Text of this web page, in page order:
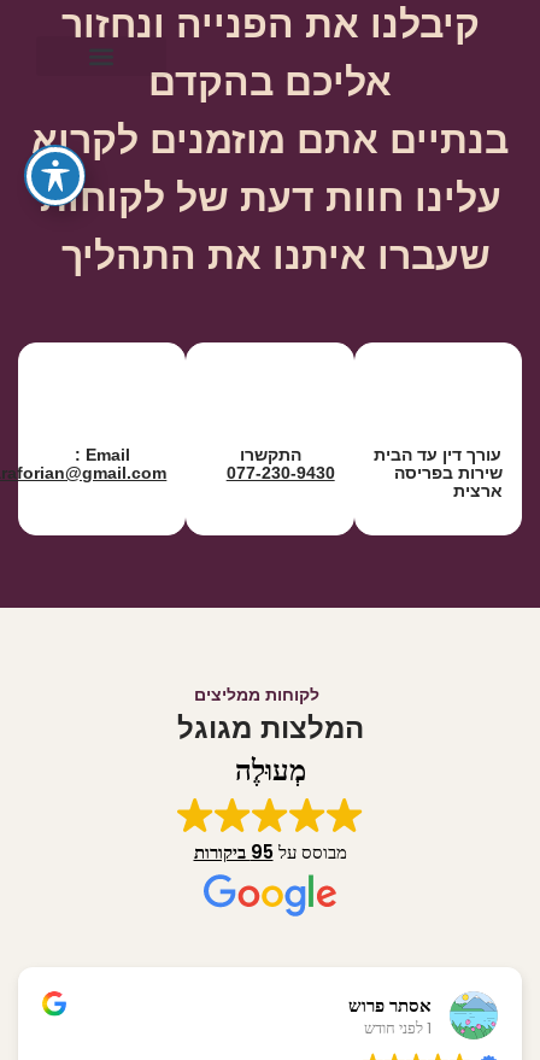
קיבלנו את הפנייה ונחזור
אליכם בהקדם
בנתיים אתם מוזמנים לקרוא
עלינו חוות דעת של לקוחות
שעברו איתנו את התהליך
עורך דין עד הבית
שירות בפריסה
ארצית
התקשרו
077-230-9430
Email :
לקוחות ממליצים
המלצות מגוגל
מְעוּלֶה
מבוסס על95 ביקורות
אסתר פרוש
1 לפני חודש